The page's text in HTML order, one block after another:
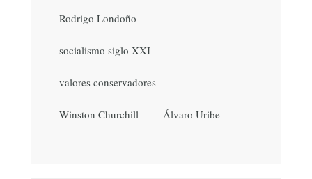
Rodrigo Londoño
socialismo siglo XXI
valores conservadores
Winston Churchill Álvaro Uribe